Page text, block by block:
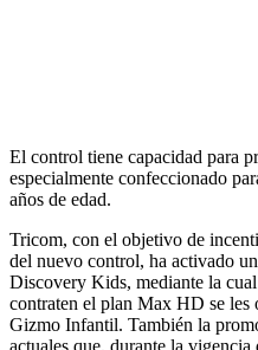
El control tiene capacidad para
especialmente confeccionado
años de edad.
Tricom, con el objetivo de
del nuevo control, ha activado
Discovery Kids, mediante la
contraten el plan Max HD se les
Gizmo Infantil. También la
actuales que, durante la